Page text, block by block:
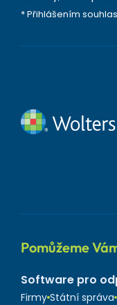
* Přihlášením
Pomůžeme
Software pro
Firmy Státní správa